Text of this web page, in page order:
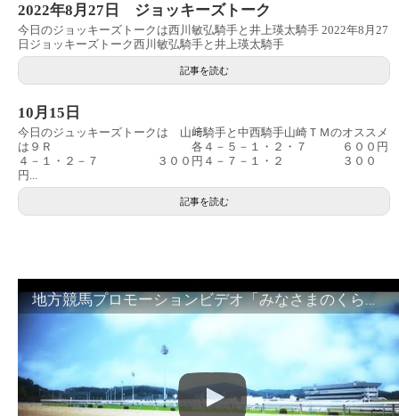
2022年8月27日 ジョッキーズトーク
今日のジョッキーズトークは西川敏弘騎手と井上瑛太騎手 2022年8月27
日ジョッキーズトーク西川敏弘騎手と井上瑛太騎手
記事を読む
10月15日
今日のジュッキーズトークは 山﨑騎手と中西騎手山崎ＴＭのオススメ
は９Ｒ 各４－５－１・２・７ ６００円
４－１・２－７ ３００円４－７－１・２ ３００
円...
記事を読む
地方競馬プロモーションビデオ「みなさまのくらしのために」30秒篇｜NAR公式